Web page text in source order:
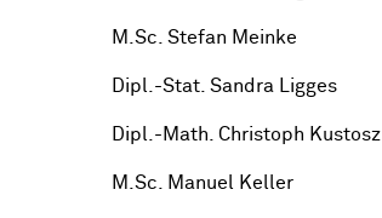
M.Sc. Stefan Meinke
Dipl.-Stat. Sandra Ligges
Dipl.-Math. Christoph Kustosz
M.Sc. Manuel Keller